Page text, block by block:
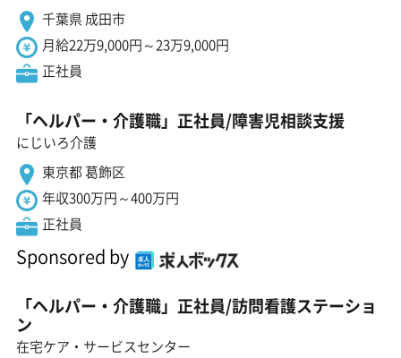
千葉県 成田市
月給22万9,000円～23万9,000円
正社員
「ヘルパー・介護職」正社員/障害児相談支援
にじいろ介護
東京都 葛飾区
年収300万円～400万円
正社員
Sponsored by
「ヘルパー・介護職」正社員/訪問看護ステーショ
ン
在宅ケア・サービスセンター